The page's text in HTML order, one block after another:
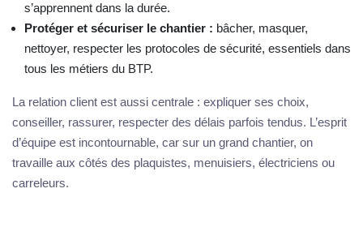
s’apprennent dans la durée.
Protéger et sécuriser le chantier : bâcher, masquer,
nettoyer, respecter les protocoles de sécurité, essentiels dans
tous les métiers du BTP.
La relation client est aussi centrale : expliquer ses choix,
conseiller, rassurer, respecter des délais parfois tendus. L’esprit
d’équipe est incontournable, car sur un grand chantier, on
travaille aux côtés des plaquistes, menuisiers, électriciens ou
carreleurs.